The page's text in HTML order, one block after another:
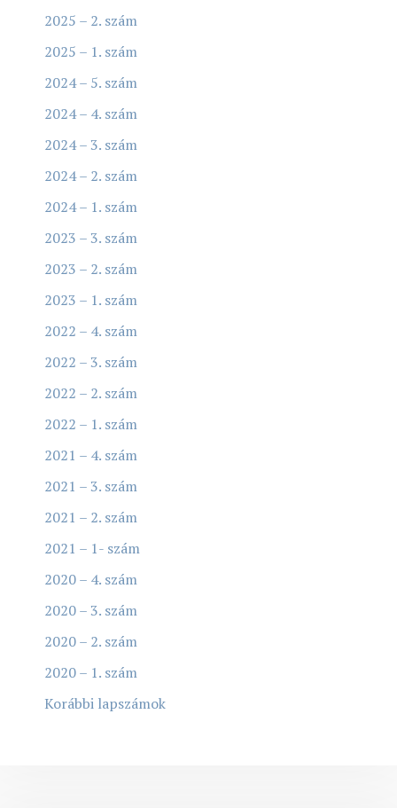
2025 – 2. szám
2025 – 1. szám
2024 – 5. szám
2024 – 4. szám
2024 – 3. szám
2024 – 2. szám
2024 – 1. szám
2023 – 3. szám
2023 – 2. szám
2023 – 1. szám
2022 – 4. szám
2022 – 3. szám
2022 – 2. szám
2022 – 1. szám
2021 – 4. szám
2021 – 3. szám
2021 – 2. szám
2021 – 1- szám
2020 – 4. szám
2020 – 3. szám
2020 – 2. szám
2020 – 1. szám
Korábbi lapszámok